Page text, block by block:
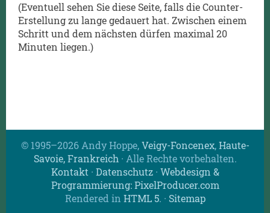
(Eventuell sehen Sie diese Seite, falls die Counter-
Erstellung zu lange gedauert hat. Zwischen einem
Schritt und dem nächsten dürfen maximal 20
Minuten liegen.)
© 1995–2026 Andy Hoppe,Veigy-Foncenex,Haute-
Savoie, Frankreich · Alle Rechte vorbehalten.
Kontakt · Datenschutz· Webdesign &
Programmierung: PixelProducer.com
Rendered in HTML 5. · Sitemap